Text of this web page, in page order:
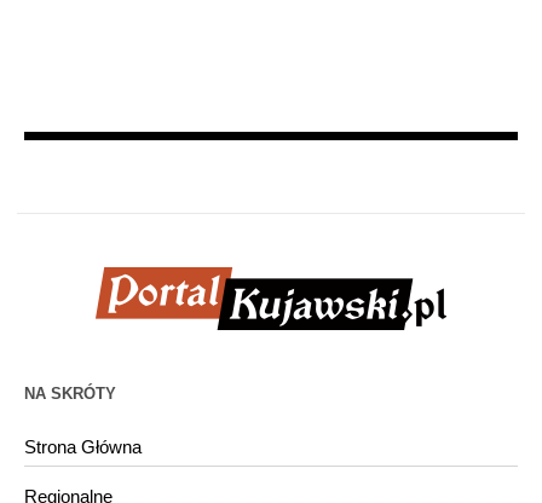
NA SKRÓTY
Strona Główna
Regionalne